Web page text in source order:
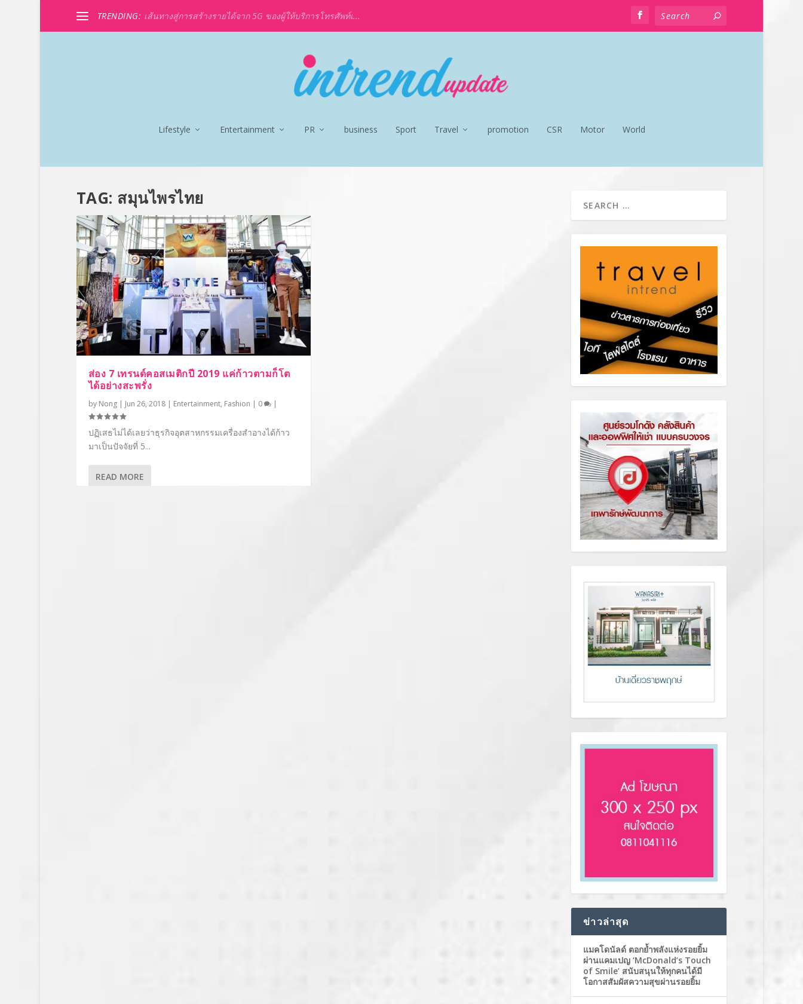
TRENDING: เส้นทางสู่การสร้างรายได้จาก 5G ของผู้ให้บริการโทรศัพท์เ...
Lifestyle Entertainment PR business Sport Travel promotion CSR Motor World
TAG: สมุนไพรไทย
ส่อง 7 เทรนด์คอสเมติกปี 2019 แค่ก้าวตามก็โต
ได้อย่างสะพรั่ง
by Nong| Jun 26, 2018| Entertainment, Fashion | 0 |
ปฏิเสธไม่ได้เลยว่าธุรกิจอุตสาหกรรมเครื่องสำอางได้ก้าว
มาเป็นปัจจัยที่ 5...
READ MORE
ข่าวล่าสุด
แมคโดนัลด์ ตอกย้ำพลังแห่งรอยยิ้ม
ผ่านแคมเปญ ‘McDonald’s Touch
of Smile’ สนับสนุนให้ทุกคนได้มี
โอกาสสัมผัสความสุขผ่านรอยยิ้ม